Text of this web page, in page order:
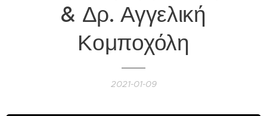
& Δρ. Αγγελική
Κομποχόλη
2021-01-09